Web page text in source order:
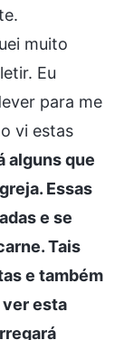
muito
Eu
para me
vi estas
alguns que
Essas
e se
Tais
e também
ver esta